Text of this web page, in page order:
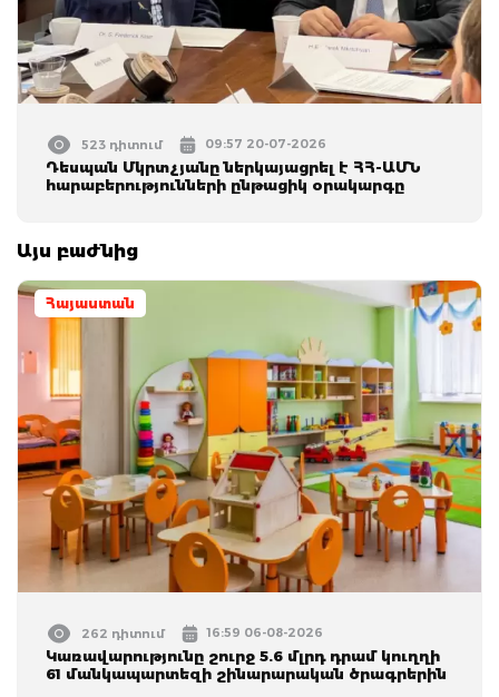
523 դիտում 09:57 20-07-2026
Դեսպան Մկրտչյանը ներկայացրել է ՀՀ-ԱՄՆ
հարաբերությունների ընթացիկ օրակարգը
Այս բաժնից
Հայաստան
262 դիտում 16:59 06-08-2026
Կառավարությունը շուրջ 5.6 մլրդ դրամ կուղղի
61 մանկապարտեզի շինարարական ծրագրերին